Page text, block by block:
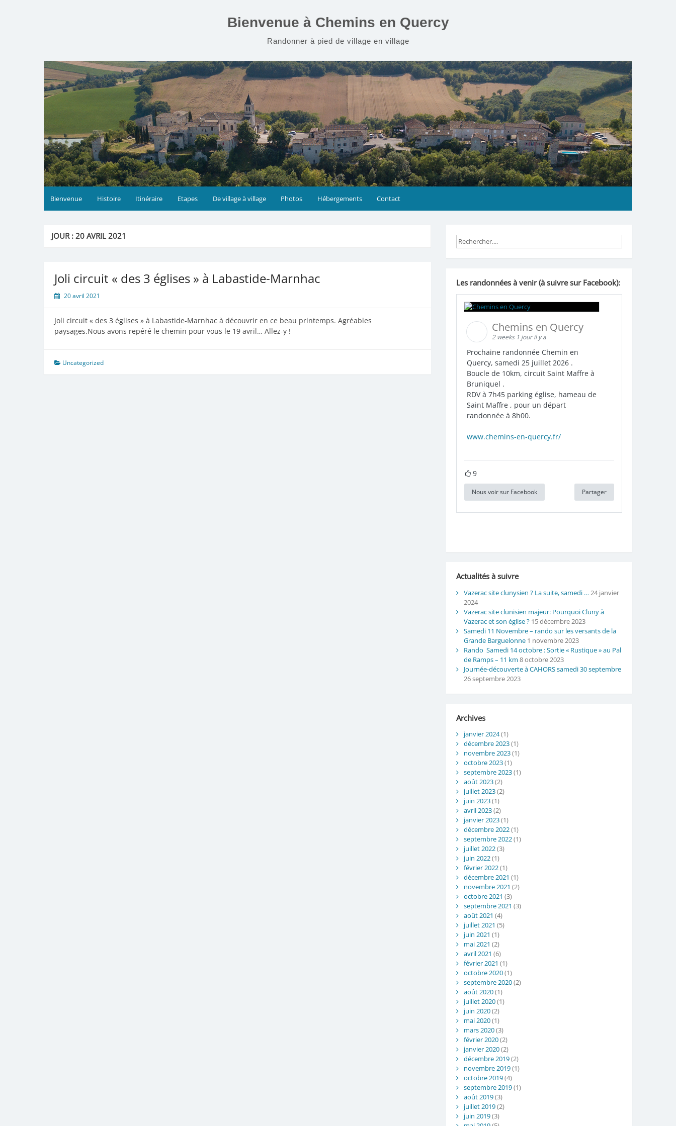
Bienvenue à Chemins en Quercy
Randonner à pied de village en village
Bienvenue Histoire Itinéraire Etapes De village à village Photos Hébergements Contact
JOUR :20 AVRIL 2021
Joli circuit « des 3 églises » à Labastide-Marnhac
20 avril 2021
Joli circuit « des 3 églises » à Labastide-Marnhac à découvrir en ce beau printemps. Agréables
paysages.Nous avons repéré le chemin pour vous le 19 avril… Allez-y !
Uncategorized
Les randonnées à venir (à suivre sur Facebook):
Chemins en Quercy
2 weeks 1 jour il y a
Prochaine randonnée Chemin en
Quercy, samedi 25 juillet 2026 .
Boucle de 10km, circuit Saint Maffre à
Bruniquel .
RDV à 7h45 parking église, hameau de
Saint Maffre , pour un départ
randonnée à 8h00.
www.chemins-en-quercy.fr/
9
Nous voir sur Facebook Partager
Actualités à suivre
Vazerac site clunysien ? La suite, samedi … 24 janvier
2024
Vazerac site clunisien majeur: Pourquoi Cluny à
Vazerac et son église ? 15 décembre 2023
Samedi 11 Novembre – rando sur les versants de la
Grande Barguelonne 1 novembre 2023
Rando Samedi 14 octobre : Sortie « Rustique » au Pal
de Ramps – 11 km 8 octobre 2023
Journée-découverte à CAHORS samedi 30 septembre
26 septembre 2023
Archives
janvier 2024(1)
décembre 2023(1)
novembre 2023(1)
octobre 2023(1)
septembre 2023(1)
août 2023(2)
juillet 2023(2)
juin 2023(1)
avril 2023(2)
janvier 2023(1)
décembre 2022(1)
septembre 2022(1)
juillet 2022(3)
juin 2022(1)
février 2022(1)
décembre 2021 (1)
novembre 2021 (2)
octobre 2021 (3)
septembre 2021 (3)
août 2021 (4)
juillet 2021 (5)
juin 2021 (1)
mai 2021 (2)
avril 2021 (6)
février 2021 (1)
octobre 2020(1)
septembre 2020(2)
août 2020(1)
juillet 2020(1)
juin 2020(2)
mai 2020(1)
mars 2020(3)
février 2020(2)
janvier 2020(2)
décembre 2019(2)
novembre 2019(1)
octobre 2019(4)
septembre 2019(1)
août 2019(3)
juillet 2019(2)
juin 2019(3)